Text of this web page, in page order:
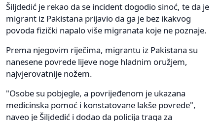
Šiljdedić je rekao da se incident dogodio sinoć, te da je
migrant iz Pakistana prijavio da ga je bez ikakvog
povoda fizički napalo više migranata koje ne poznaje.
Prema njegovim riječima, migrantu iz Pakistana su
nanesene povrede lijeve noge hladnim oružjem,
najvjerovatnije nožem.
"Osobe su pobjegle, a povrijeđenom je ukazana
medicinska pomoć i konstatovane lakše povrede",
naveo je Šiljdedić i dodao da policija traga za